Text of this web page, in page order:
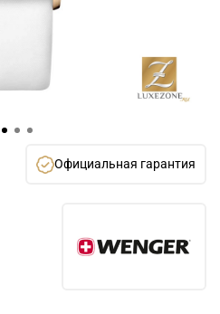
Официальная гарантия